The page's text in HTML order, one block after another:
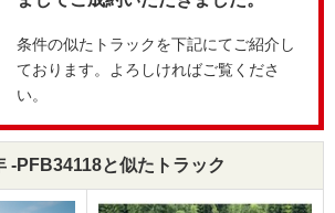
条件の似たトラックを下記にてご紹介し
ております。よろしければご覧くださ
い。
-PFB34118と似たトラック